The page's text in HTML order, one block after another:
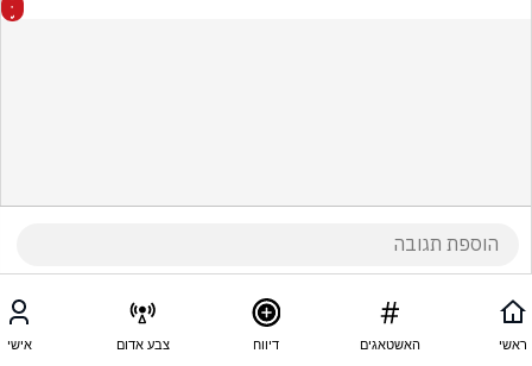
ראשי האשטאגים דיווח צבע אדום אישי